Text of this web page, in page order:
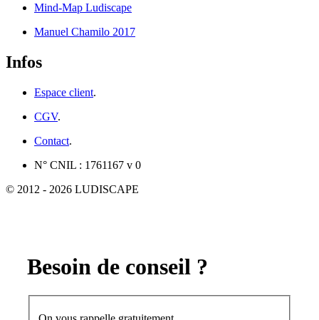
Mind-Map Ludiscape
Manuel Chamilo 2017
Infos
Espace client.
CGV.
Contact.
N° CNIL : 1761167 v 0
© 2012 - 2026 LUDISCAPE
Besoin de conseil ?